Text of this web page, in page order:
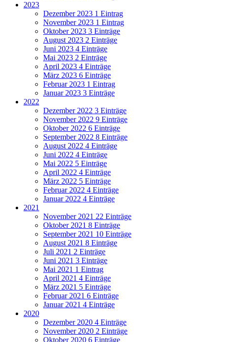
2023
Dezember 2023 1 Eintrag
November 2023 1 Eintrag
Oktober 2023 3 Einträge
August 2023 2 Einträge
Juni 2023 4 Einträge
Mai 2023 2 Einträge
April 2023 4 Einträge
März 2023 6 Einträge
Februar 2023 1 Eintrag
Januar 2023 3 Einträge
2022
Dezember 2022 3 Einträge
November 2022 9 Einträge
Oktober 2022 6 Einträge
September 2022 8 Einträge
August 2022 4 Einträge
Juni 2022 4 Einträge
Mai 2022 5 Einträge
April 2022 4 Einträge
März 2022 5 Einträge
Februar 2022 4 Einträge
Januar 2022 4 Einträge
2021
November 2021 22 Einträge
Oktober 2021 8 Einträge
September 2021 10 Einträge
August 2021 8 Einträge
Juli 2021 2 Einträge
Juni 2021 3 Einträge
Mai 2021 1 Eintrag
April 2021 4 Einträge
März 2021 5 Einträge
Februar 2021 6 Einträge
Januar 2021 4 Einträge
2020
Dezember 2020 4 Einträge
November 2020 2 Einträge
Oktober 2020 6 Einträge